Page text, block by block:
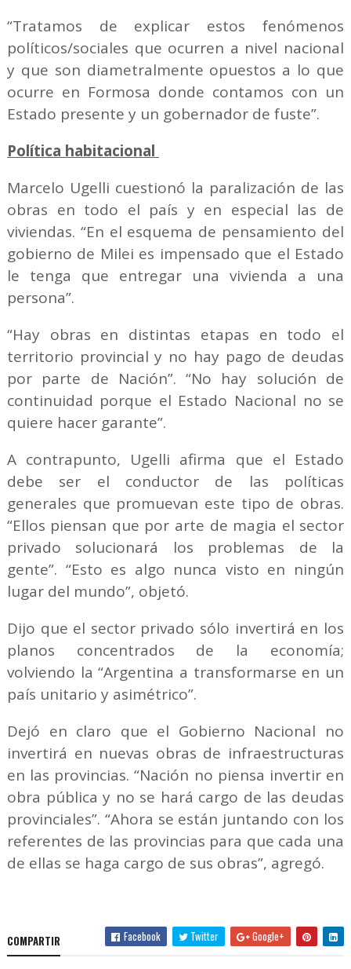
“Tratamos de explicar estos fenómenos
políticos/sociales que ocurren a nivel nacional
y que son diametralmente opuestos a lo que
ocurre en Formosa donde contamos con un
Estado presente y un gobernador de fuste”.
Política habitacional
Marcelo Ugelli cuestionó la paralización de las
obras en todo el país y en especial las de
viviendas. “En el esquema de pensamiento del
gobierno de Milei es impensado que el Estado
le tenga que entregar una vivienda a una
persona”.
“Hay obras en distintas etapas en todo el
territorio provincial y no hay pago de deudas
por parte de Nación”. “No hay solución de
continuidad porque el Estado Nacional no se
quiere hacer garante”.
A contrapunto, Ugelli afirma que el Estado
debe ser el conductor de las políticas
generales que promuevan este tipo de obras.
“Ellos piensan que por arte de magia el sector
privado solucionará los problemas de la
gente”. “Esto es algo nunca visto en ningún
lugar del mundo”, objetó.
Dijo que el sector privado sólo invertirá en los
planos concentrados de la economía;
volviendo la “Argentina a transformarse en un
país unitario y asimétrico”.
Dejó en claro que el Gobierno Nacional no
invertirá en nuevas obras de infraestructuras
en las provincias. “Nación no piensa invertir en
obra pública y no se hará cargo de las deudas
provinciales”. “Ahora se están juntando con los
referentes de las provincias para que cada una
de ellas se haga cargo de sus obras”, agregó.
COMPARTIR Facebook Twitter Google+